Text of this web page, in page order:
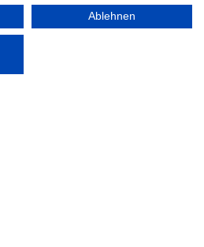
Nordsport.storeAblehnen